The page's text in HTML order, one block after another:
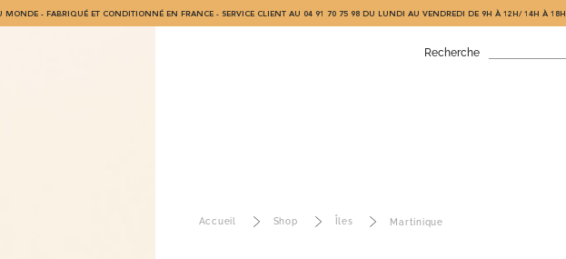
MONDE - FABRIQUÉ ET CONDITIONNÉ EN FRANCE - SERVICE CLIENT AU 04 91 70 75 98 DU LUNDI AU VENDREDI DE 9H À 12H/ 14H À 18H
Recherche
Accueil Shop Îles Martinique